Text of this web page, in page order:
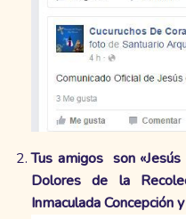
Tus amigos son «Jesús
Dolores de la
Inmaculada Concepción